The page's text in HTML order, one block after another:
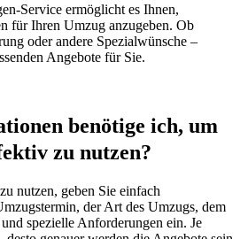
Service ermöglicht es Ihnen,
für Ihren Umzug anzugeben. Ob
oder andere Spezialwünsche –
Angebote für Sie.
benötige ich, um
zu nutzen?
nutzen, geben Sie einfach
der Art des Umzugs, dem
spezielle Anforderungen ein. Je